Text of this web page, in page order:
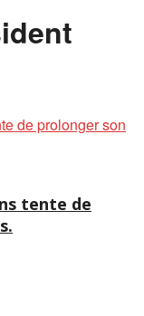
tente de